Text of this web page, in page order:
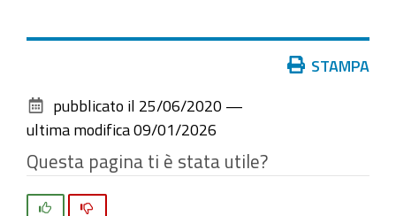
documento
STAMPA
pubblicato il 25/06/2020 —
ultima modifica 09/01/2026
Questa pagina ti è stata utile?